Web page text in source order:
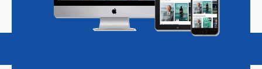
Magazine Podcasts Vacatures